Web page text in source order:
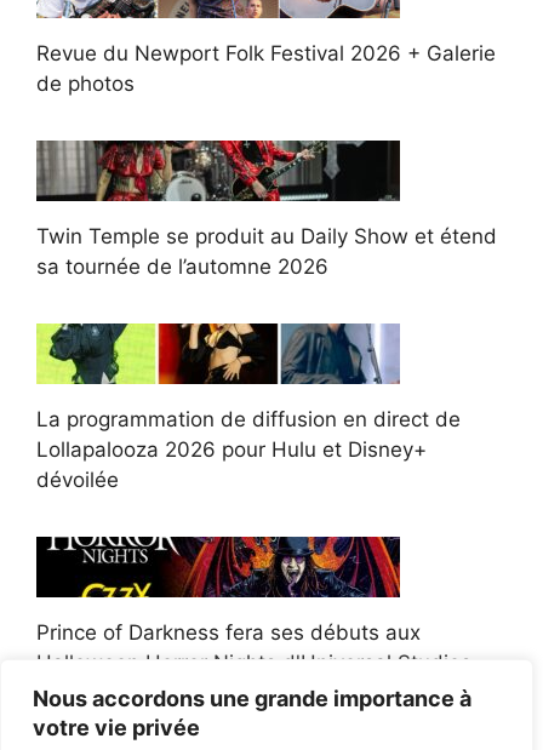
Nous accordons une grande importance à
votre vie privée
Revue du Newport Folk Festival 2026 + Galerie
de photos
Twin Temple se produit au Daily Show et étend
sa tournée de l’automne 2026
La programmation de diffusion en direct de
Lollapalooza 2026 pour Hulu et Disney+
dévoilée
Prince of Darkness fera ses débuts aux
Halloween Horror Nights d'Universal Studios